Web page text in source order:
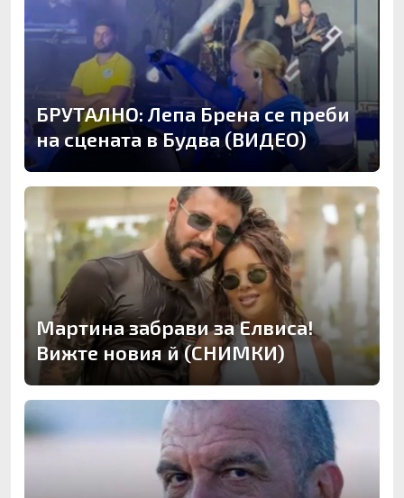
БРУТАЛНО: Лепа Брена се преби
на сцената в Будва (ВИДЕО)
Мартина забрави за Елвиса!
Вижте новия й (СНИМКИ)